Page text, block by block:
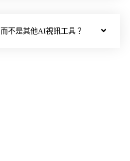
不是其他AI視訊工具？